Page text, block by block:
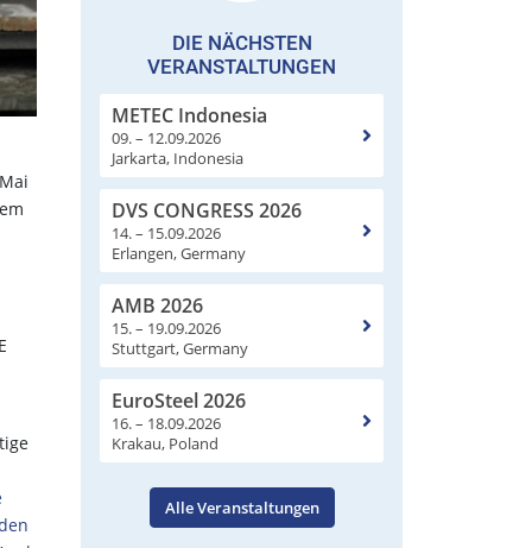
DIE NÄCHSTEN
VERANSTALTUNGEN
METEC Indonesia
09. – 12.09.2026
Jarkarta, Indonesia
DVS CONGRESS 2026
14. – 15.09.2026
Erlangen, Germany
AMB 2026
15. – 19.09.2026
Stuttgart, Germany
EuroSteel 2026
16. – 18.09.2026
Krakau, Poland
Alle Veranstaltungen